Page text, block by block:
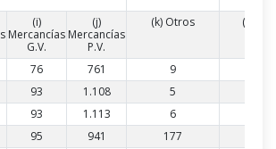
(i)
Mercancías
G.V.
(j)
Mercancías
P.V.
(k) Otros (l)
76 761 9
93 1.108 5
93 1.113 6
95 941 177